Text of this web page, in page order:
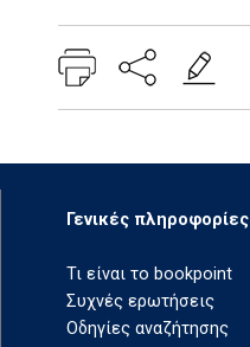
Γενικές πληροφορίες
Τι είναι το bookpoint
Συχνές ερωτήσεις
Οδηγίες αναζήτησης